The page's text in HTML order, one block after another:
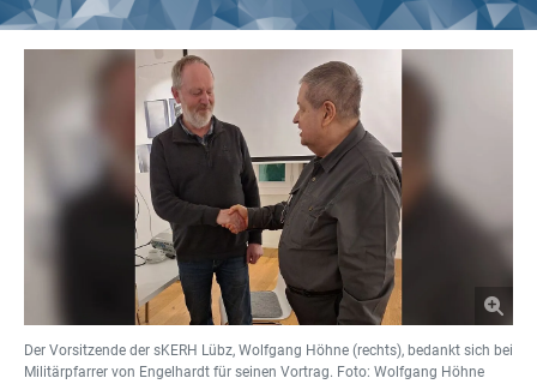
Der Vorsitzende der sKERH Lübz, Wolfgang Höhne (rechts), bedankt sich bei
Militärpfarrer von Engelhardt für seinen Vortrag. Foto: Wolfgang Höhne